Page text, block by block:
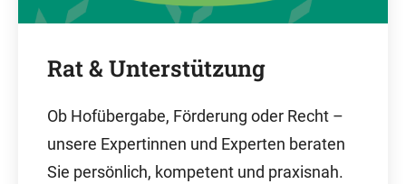
Rat & Unterstützung
Ob Hofübergabe, Förderung oder Recht –
unsere Expertinnen und Experten beraten
Sie persönlich, kompetent und praxisnah.